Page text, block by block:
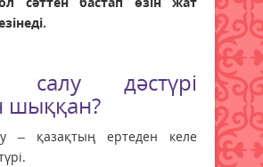
салу дәстүрі
шыққан?
– қазақтың ертеден келе